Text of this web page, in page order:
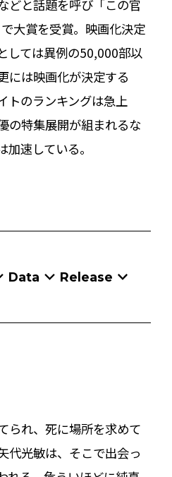
どと話題を呼び「この官
大賞を受賞。映画化決定
しては異例の50,000部以
には映画化が決定する
トのランキングは急上
の特集展開が組まれるな
速している。
Data Release
られ、死に場所を求めて
代光敏は、そこで出会っ